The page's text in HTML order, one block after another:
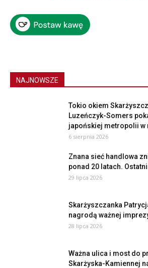
NAJNOWSZE
Tokio okiem
Luzeńczyk-Somers
japońskiej metropolii w
6 sierpnia 2026
Znana sieć handlowa
ponad 20 latach.
29 lipca 2026
Skarżyszczanka
nagrodą ważnej
28 lipca 2026
Ważna ulica i most do
Skarżyska-Kamiennej